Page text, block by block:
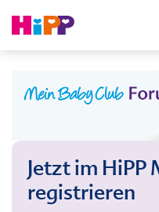
Jetzt im HiPP
registrieren